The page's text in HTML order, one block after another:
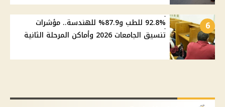
6
92.8% للطب و87.9% للهندسة.. مؤشرات
تنسيق الجامعات 2026 وأماكن المرحلة الثانية